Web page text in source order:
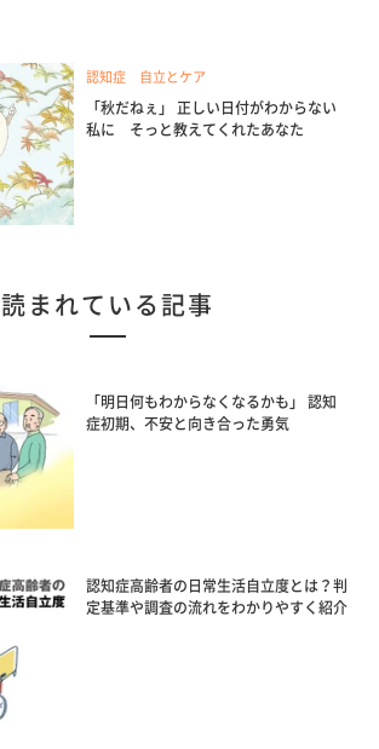
認知症 自立とケア
「秋だねぇ」 正しい日付がわからない
私に そっと教えてくれたあなた
読まれている記事
「明日何もわからなくなるかも」 認知
症初期、不安と向き合った勇気
認知症高齢者の日常生活自立度とは？判
定基準や調査の流れをわかりやすく紹介